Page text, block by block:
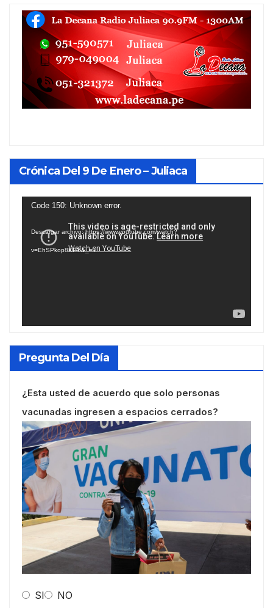
Crónica Del 9 De Enero – Juliaca
Reproductor
vídeo
Code 150: Unknown error.
Descargar archivo: https://www.youtube.com/watch?
v=EhSPkop8KPY&_=1
Pregunta Del Día
¿Esta usted de acuerdo que solo personas
vacunadas ingresen a espacios cerrados?
SI NO